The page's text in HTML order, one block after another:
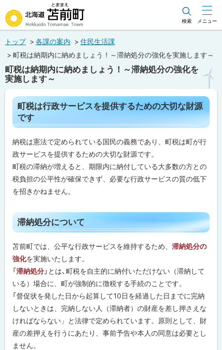
文
メ
ュ
ー
北海道苫前町
Hokkaido Tomamae Town
検索 メニュー
トップ 各課の案内
住民生活課
町税は納期内に納めましょう！～滞納処分の強化を実施します～
町税は納期内に納めましょう！～滞納処分の強化を
実施します～
ペ
ー
ジ
内
次
町
税
は
行
政
サ
ス
を
提
供
す
る
め
の
大
切
な
財
源
で
す
町税は行政サービスを提供するための大切な財源
です
納税は憲法で定められている国民の義務であり、町税は町が行
政サービスを提供するための大切な財源です。
町税の滞納が増えると、期限内に納付している大多数の方との
税負担の公平性が確保できず、必要な行政サービスの質の低下
を招きかねません。
ト
ッ
プ
に
戻
る
滞納処分について
苫前町では、公平な行政サービスを維持するため、 滞納処分の
強化を実施いたします。
「滞納処分」とは、町税を自主的に納付いただけない（滞納して
いる）場合に、町が強制的に徴税する手続のことです。
「督促状を発した日から起算して10日を経過した日までに完納
しないときは、完納しない人（滞納者）の財産を差し押さえな
ければならない」と法律で定められています。原則として、財
産の差押えを行うにあたり、事前予告や本人の同意は必要とし
ません。